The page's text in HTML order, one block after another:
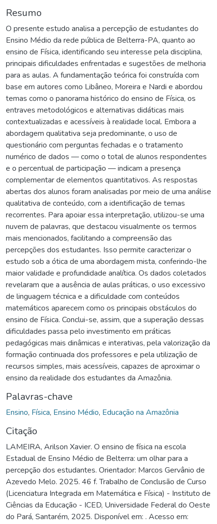
Resumo
O presente estudo analisa a percepção de estudantes do
Ensino Médio da rede pública de Belterra-PA, quanto ao
ensino de Física, identificando seu interesse pela disciplina,
principais dificuldades enfrentadas e sugestões de melhoria
para as aulas. A fundamentação teórica foi construída com
base em autores como Libâneo, Moreira e Nardi e abordou
temas como o panorama histórico do ensino de Física, os
entraves metodológicos e alternativas didáticas mais
contextualizadas e acessíveis à realidade local. Embora a
abordagem qualitativa seja predominante, o uso de
questionário com perguntas fechadas e o tratamento
numérico de dados — como o total de alunos respondentes
e o percentual de participação — indicam a presença
complementar de elementos quantitativos. As respostas
abertas dos alunos foram analisadas por meio de uma análise
qualitativa de conteúdo, com a identificação de temas
recorrentes. Para apoiar essa interpretação, utilizou-se uma
nuvem de palavras, que destacou visualmente os termos
mais mencionados, facilitando a compreensão das
percepções dos estudantes. Isso permite caracterizar o
estudo sob a ótica de uma abordagem mista, conferindo-lhe
maior validade e profundidade analítica. Os dados coletados
revelaram que a ausência de aulas práticas, o uso excessivo
de linguagem técnica e a dificuldade com conteúdos
matemáticos aparecem como os principais obstáculos do
ensino de Física. Conclui-se, assim, que a superação dessas
dificuldades passa pelo investimento em práticas
pedagógicas mais dinâmicas e interativas, pela valorização da
formação continuada dos professores e pela utilização de
recursos simples, mais acessíveis, capazes de aproximar o
ensino da realidade dos estudantes da Amazônia.
Palavras-chave
Ensino, Física, Ensino Médio, Educação na Amazônia
Citação
LAMEIRA, Arilson Xavier. O ensino de física na escola
Estadual de Ensino Médio de Belterra: um olhar para a
percepção dos estudantes. Orientador: Marcos Gervânio de
Azevedo Melo. 2025. 46 f. Trabalho de Conclusão de Curso
(Licenciatura Integrada em Matemática e Física) - Instituto de
Ciências da Educação - ICED, Universidade Federal do Oeste
do Pará, Santarém, 2025. Disponível em: . Acesso em: